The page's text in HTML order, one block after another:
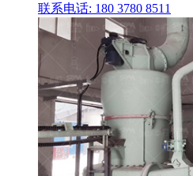
联系电话: 180 3780 8511